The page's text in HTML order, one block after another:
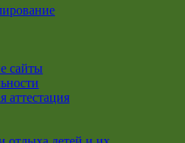
сайты
аттестация